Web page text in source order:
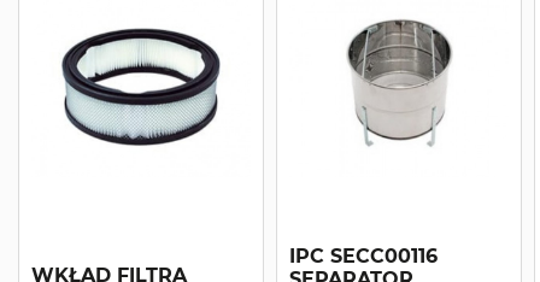
WKŁAD FILTRA
IPC SECC00116